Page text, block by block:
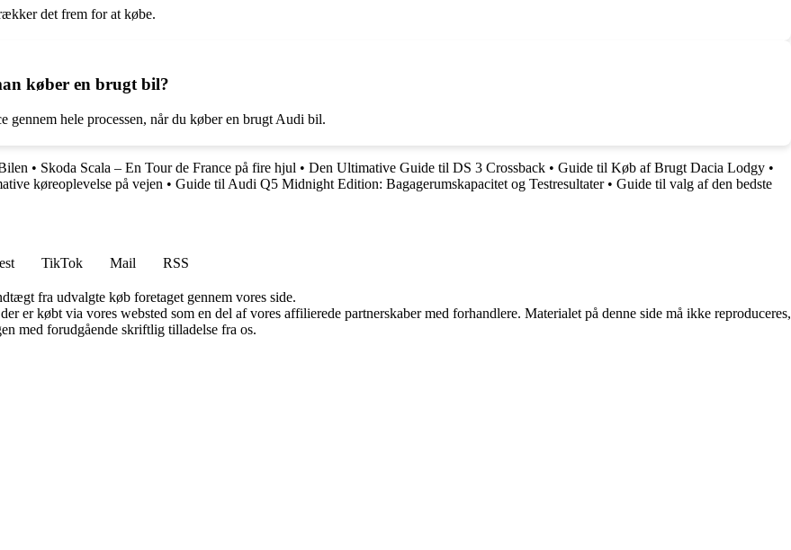
det frem for at købe.
køber en brugt bil?
gennem hele processen, når du køber en brugt Audi bil.
• Skoda Scala – En Tour de France på fire hjul • Den Ultimative Guide til DS 3 Crossback • Guide til Køb af Brugt Dacia Lodgy •
køreoplevelse på vejen • Guide til Audi Q5 Midnight Edition: Bagagerumskapacitet og Testresultater• Guide til valg af den bedste
TikTok Mail
RSS
fra udvalgte køb foretaget gennem vores side.
er købt via vores websted som en del af vores affilierede partnerskaber med forhandlere. Materialet på denne side må ikke reproduceres,
med forudgående skriftlig tilladelse fra os.